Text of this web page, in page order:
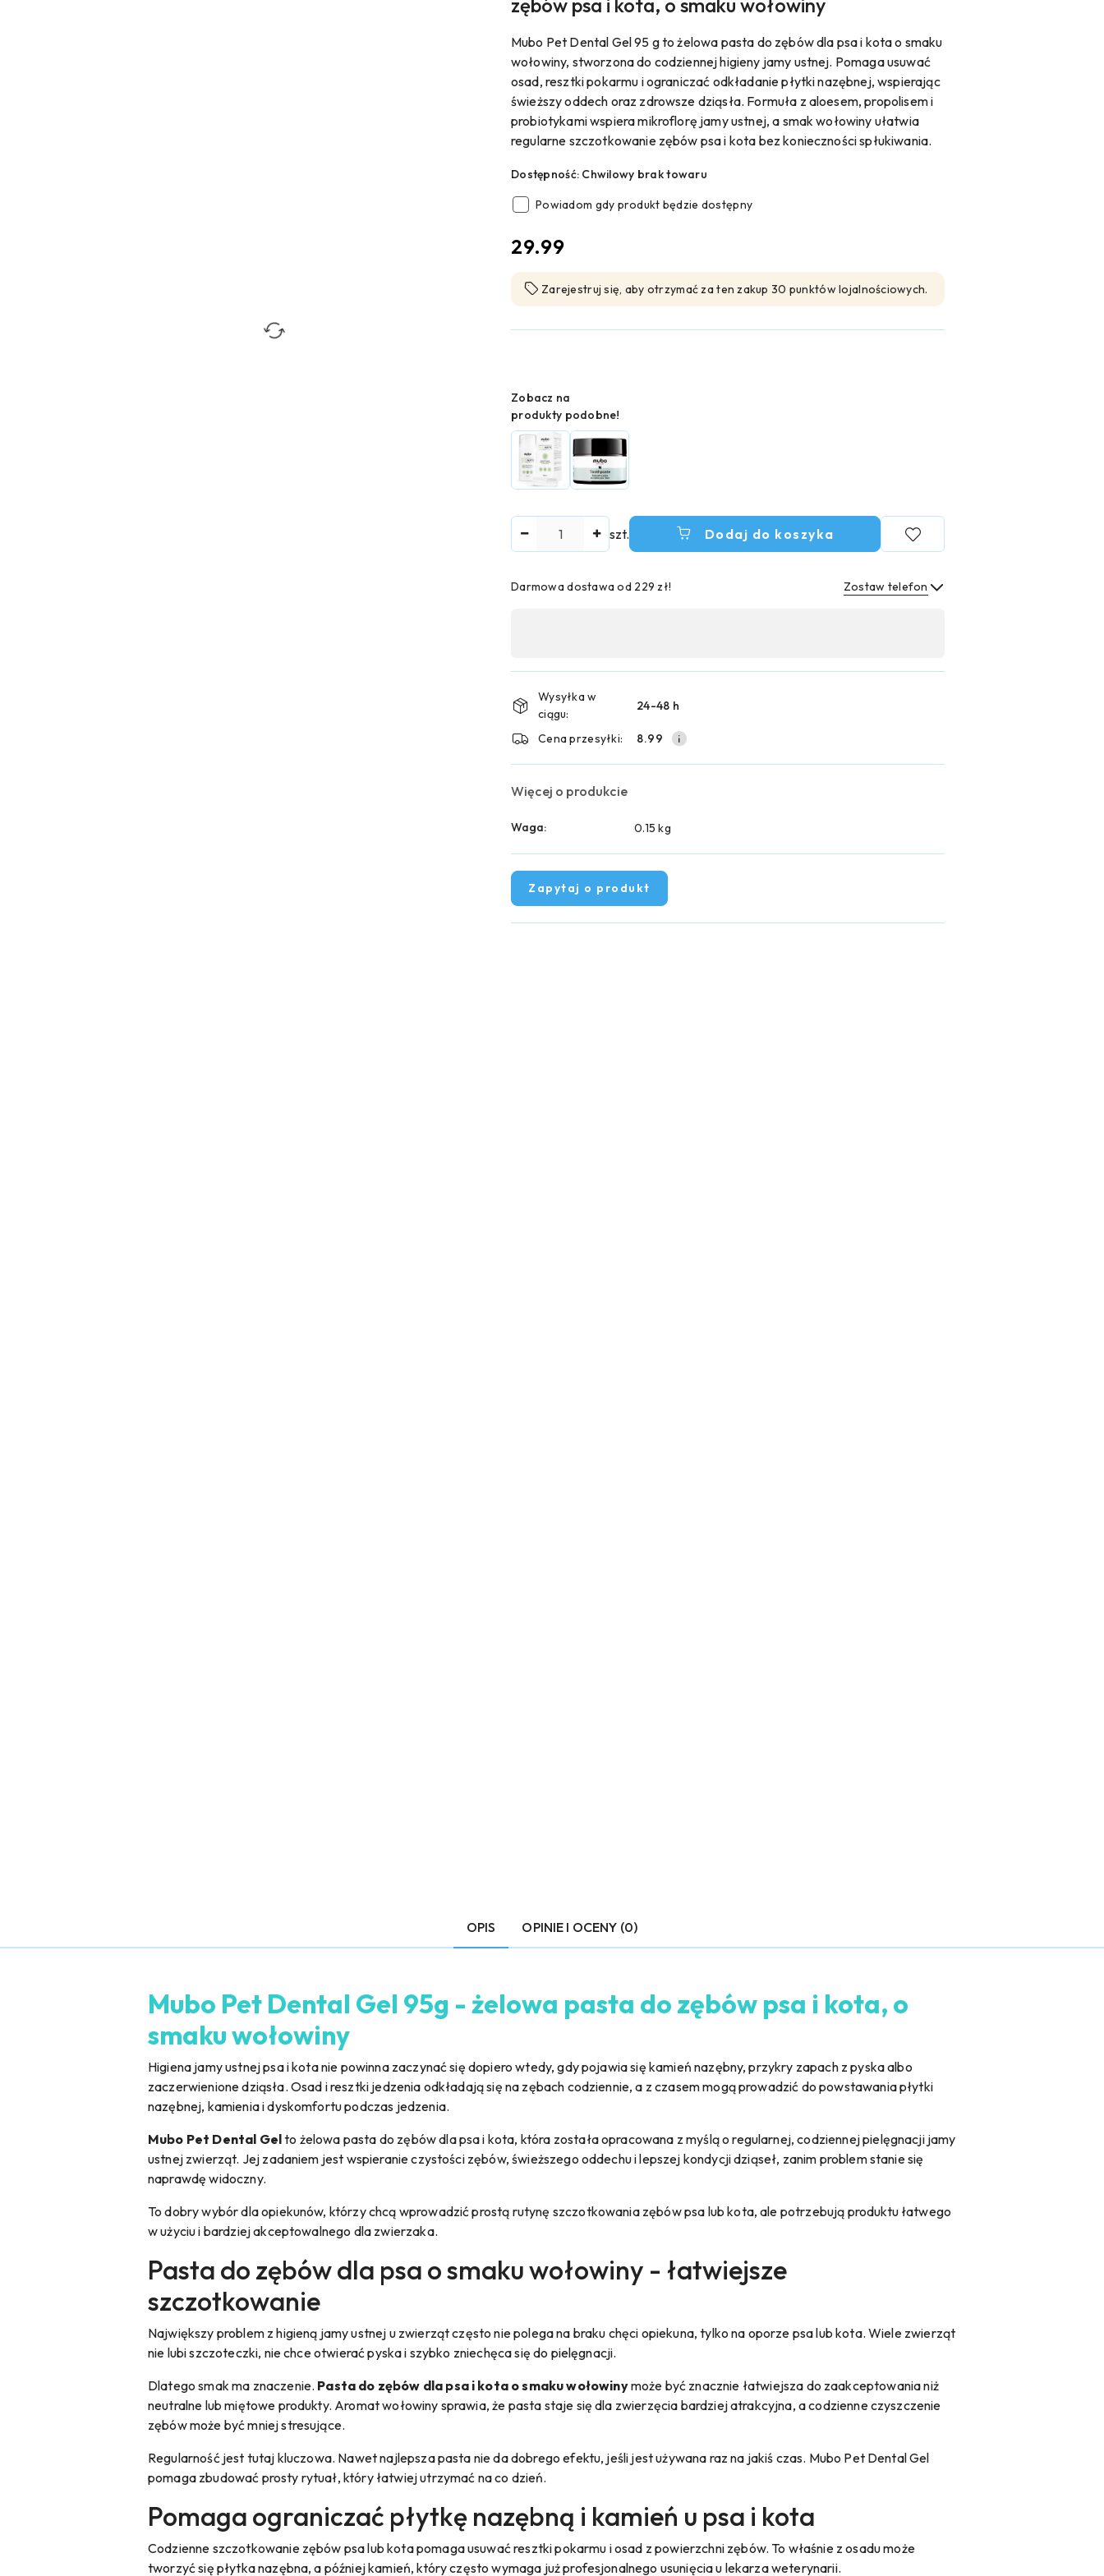
zębów psa i kota, o smaku wołowiny
Mubo Pet Dental Gel 95 g to żelowa pasta do zębów dla psa i kota o smaku
wołowiny, stworzona do codziennej higieny jamy ustnej. Pomaga usuwać
osad, resztki pokarmu i ograniczać odkładanie płytki nazębnej, wspierając
świeższy oddech oraz zdrowsze dziąsła. Formuła z aloesem, propolisem i
probiotykami wspiera mikroflorę jamy ustnej, a smak wołowiny ułatwia
regularne szczotkowanie zębów psa i kota bez konieczności spłukiwania.
Dostępność: Chwilowy brak towaru
Powiadom gdy produkt będzie dostępny
cena:
29.99
Zarejestruj się, aby otrzymać za ten zakup 30 punktów lojalnościowych.
Wariant
Zobacz na
produkty podobne!
szt. Dodaj do koszyka
Darmowa dostawa od 229 zł! Zostaw telefon
płatność
i
dostawa
Wysyłka w
ciągu:
24-48 h
Cena przesyłki: 8.99
Więcej o produkcie
Waga: 0.15 kg
Zapytaj o produkt
OPIS OPINIE I OCENY (0)
Mubo Pet Dental Gel 95g - żelowa pasta do zębów psa i kota, o
smaku wołowiny
Higiena jamy ustnej psa i kota nie powinna zaczynać się dopiero wtedy, gdy pojawia się kamień nazębny, przykry zapach z pyska albo
zaczerwienione dziąsła. Osad i resztki jedzenia odkładają się na zębach codziennie, a z czasem mogą prowadzić do powstawania płytki
nazębnej, kamienia i dyskomfortu podczas jedzenia.
Mubo Pet Dental Gelto żelowa pasta do zębów dla psa i kota, która została opracowana z myślą o regularnej, codziennej pielęgnacji jamy
ustnej zwierząt. Jej zadaniem jest wspieranie czystości zębów, świeższego oddechu i lepszej kondycji dziąseł, zanim problem stanie się
naprawdę widoczny.
To dobry wybór dla opiekunów, którzy chcą wprowadzić prostą rutynę szczotkowania zębów psa lub kota, ale potrzebują produktu łatwego
w użyciu i bardziej akceptowalnego dla zwierzaka.
Pasta do zębów dla psa o smaku wołowiny - łatwiejsze
szczotkowanie
Największy problem z higieną jamy ustnej u zwierząt często nie polega na braku chęci opiekuna, tylko na oporze psa lub kota. Wiele zwierząt
nie lubi szczoteczki, nie chce otwierać pyska i szybko zniechęca się do pielęgnacji.
Dlatego smak ma znaczenie. Pasta do zębów dla psa i kota o smaku wołowinymoże być znacznie łatwiejsza do zaakceptowania niż
neutralne lub miętowe produkty. Aromat wołowiny sprawia, że pasta staje się dla zwierzęcia bardziej atrakcyjna, a codzienne czyszczenie
zębów może być mniej stresujące.
Regularność jest tutaj kluczowa. Nawet najlepsza pasta nie da dobrego efektu, jeśli jest używana raz na jakiś czas. Mubo Pet Dental Gel
pomaga zbudować prosty rytuał, który łatwiej utrzymać na co dzień.
Pomaga ograniczać płytkę nazębną i kamień u psa i kota
Codzienne szczotkowanie zębów psa lub kota pomaga usuwać resztki pokarmu i osad z powierzchni zębów. To właśnie z osadu może
tworzyć się płytka nazębna, a później kamień, który często wymaga już profesjonalnego usunięcia u lekarza weterynarii.